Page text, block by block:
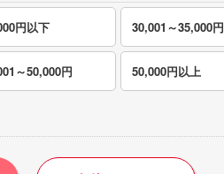
円以下 30,001～35,000円
～50,000円 50,000円以上